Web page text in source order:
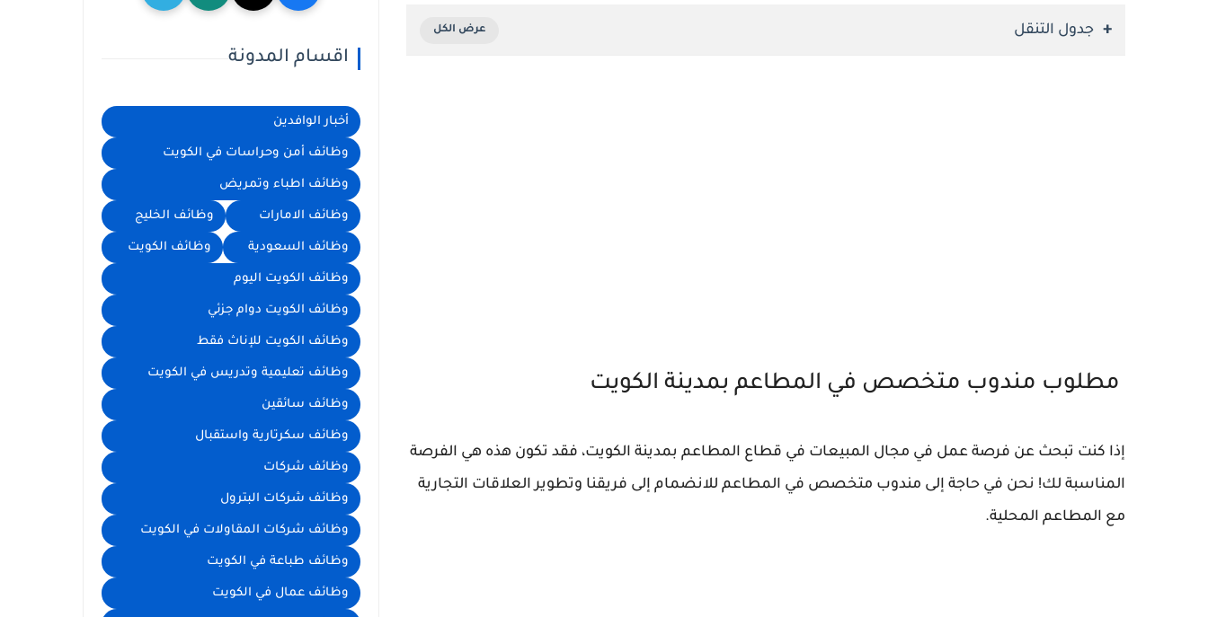
جدول التنقل
مطلوب مندوب متخصص في المطاعم بمدينة الكويت
إذا كنت تبحث عن فرصة عمل في مجال المبيعات في قطاع المطاعم بمدينة الكويت، فقد تكون هذه هي الفرصة
المناسبة لك! نحن في حاجة إلى مندوب متخصص في المطاعم للانضمام إلى فريقنا وتطوير العلاقات التجارية
مع المطاعم المحلية.
اقسام المدونة
أخبار الوافدين
وظائف أمن وحراسات في الكويت
وظائف اطباء وتمريض
وظائف الامارات وظائف الخليج
وظائف السعودية وظائف الكويت
وظائف الكويت اليوم
وظائف الكويت دوام جزئي
وظائف الكويت للإناث فقط
وظائف تعليمية وتدريس في الكويت
وظائف سائقين
وظائف سكرتارية واستقبال
وظائف شركات
وظائف شركات البترول
وظائف شركات المقاولات في الكويت
وظائف طباعة في الكويت
وظائف عمال في الكويت